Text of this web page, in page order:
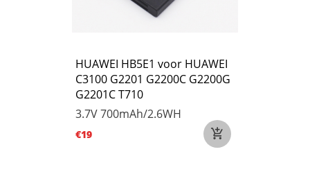
HUAWEI HB5E1 voor HUAWEI
C3100 G2201 G2200C G2200G
G2201C T710
3.7V700mAh/2.6WH
€19